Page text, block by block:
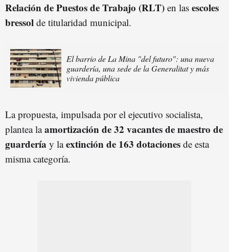
Relación de Puestos de Trabajo (RLT) en las escoles
bressol de titularidad municipal.
El barrio de La Mina "del futuro": una nueva
guardería, una sede de la Generalitat y más
vivienda pública
La propuesta, impulsada por el ejecutivo socialista,
plantea laamortización de 32 vacantes de maestro de
guardería y laextinción de 163 dotaciones de esta
misma categoría.